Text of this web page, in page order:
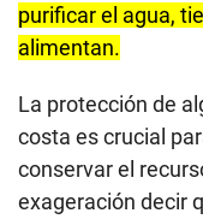
purificar el agua,
alimentan.
La protección de
costa es crucial
conservar el
exageración decir